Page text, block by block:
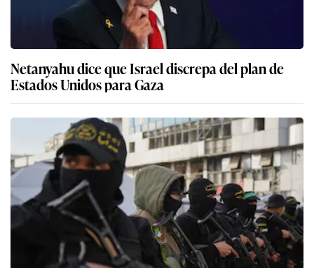
Netanyahu dice que Israel discrepa del plan de
Estados Unidos para Gaza